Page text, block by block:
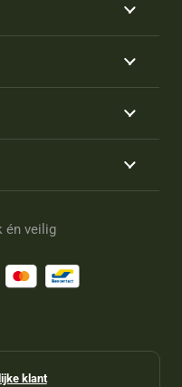
én veilig
klant